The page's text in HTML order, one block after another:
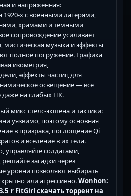
и напряженная:
1920-х с военными лагерями,
храмами и темными
сопровождение усиливает
музыка и эффекты
полное погружение. Графика
изометрия,
эффекты частиц для
освещение — все
на слабых ПК.
микс стелс-экшена и тактики:
уязвимо, поэтому основная
в призрака, поглощение Qi
и вселение в их тела.
управляйте солдатами,
решайте загадки через
уровни позволяют выбирать
или агрессивно.Wonhon:
FitGirl скачать торрент на